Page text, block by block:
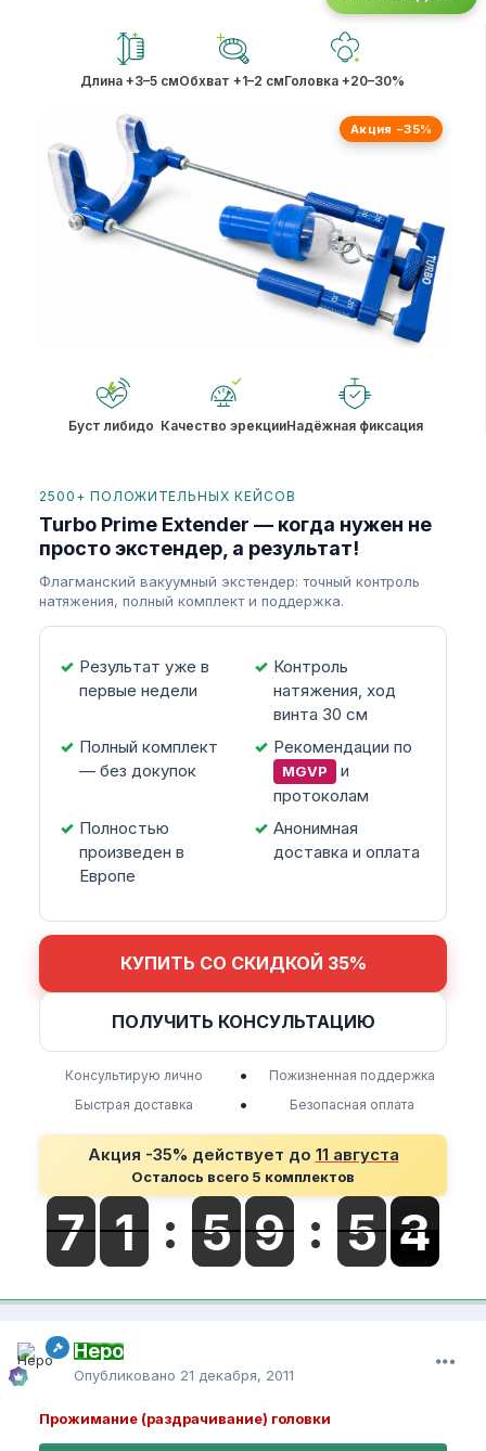
Длина +3–5 смОбхват +1–2 смГоловка +20–30%
Акция −35%
Буст либидо Качество эрекцииНадёжная фиксация
2500+ ПОЛОЖИТЕЛЬНЫХ КЕЙСОВ
Turbo Prime Extender — когда нужен не
просто экстендер, а результат!
Флагманский вакуумный экстендер: точный контроль
натяжения, полный комплект и поддержка.
Результат уже в
первые недели
Контроль
натяжения, ход
винта 30 см
Полный комплект
— без докупок
Рекомендации по
MGVP
и
протоколам
Полностью
произведен в
Европе
Анонимная
доставка и оплата
КУПИТЬ СО СКИДКОЙ 35%
ПОЛУЧИТЬ КОНСУЛЬТАЦИЮ
Консультирую лично •
Пожизненная поддержка
Быстрая доставка
• Безопасная оплата
Акция -35% действует до 11 августа
Осталось всего 5 комплектов
Неро
Опубликовано 21 декабря, 2011
Прожимание (раздрачивание) головки